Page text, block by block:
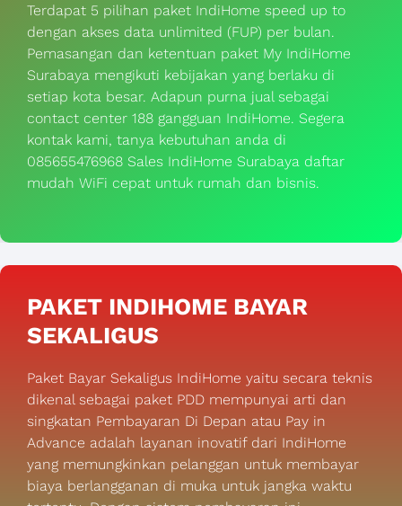
Terdapat 5 pilihan paket IndiHome speed up to
dengan akses data unlimited (FUP) per bulan.
Pemasangan dan ketentuan paket My IndiHome
Surabaya mengikuti kebijakan yang berlaku di
setiap kota besar. Adapun purna jual sebagai
contact center 188 gangguan IndiHome. Segera
kontak kami, tanya kebutuhan anda di
085655476968 Sales IndiHome Surabaya daftar
mudah WiFi cepat untuk rumah dan bisnis.
PAKET INDIHOME BAYAR
SEKALIGUS
Paket Bayar Sekaligus IndiHome yaitu secara teknis
dikenal sebagai paket PDD mempunyai arti dan
singkatan Pembayaran Di Depan atau Pay in
Advance adalah layanan inovatif dari IndiHome
yang memungkinkan pelanggan untuk membayar
biaya berlangganan di muka untuk jangka waktu